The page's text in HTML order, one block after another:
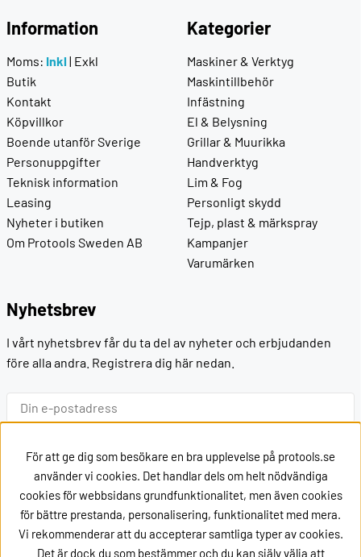
Information
Moms: Inkl | Exkl
Butik
Kontakt
Köpvillkor
Boende utanför Sverige
Personuppgifter
Teknisk information
Leasing
Nyheter i butiken
Om Protools Sweden AB
Kategorier
Maskiner & Verktyg
Maskintillbehör
Infästning
El & Belysning
Grillar & Muurikka
Handverktyg
Lim & Fog
Personligt skydd
Tejp, plast & märkspray
Kampanjer
Varumärken
Nyhetsbrev
I vårt nyhetsbrev får du ta del av nyheter och erbjudanden
före alla andra. Registrera dig här nedan.
Ok
Kontakt
För att ge dig som besökare en bra upplevelse på protools.se
använder vi cookies. Det handlar dels om helt nödvändiga
cookies för webbsidans grundfunktionalitet, men även cookies
för bättre prestanda, personalisering, funktionalitet med mera.
Vi rekommenderar att du accepterar samtliga typer av cookies.
Det är dock du som bestämmer och du kan själv välja att